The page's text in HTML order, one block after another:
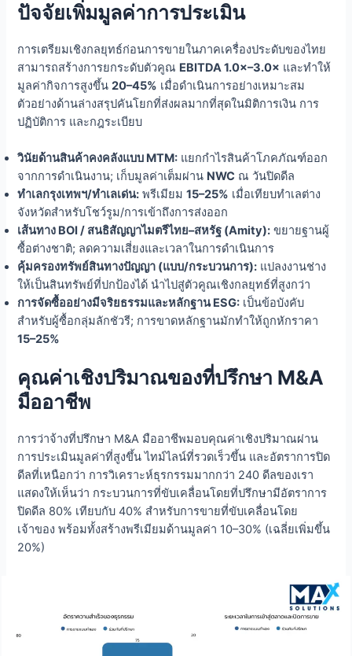
ปัจจัยเพิ่มมูลค่าการประเมิน
การเตรียมเชิงกลยุทธ์ก่อนการขายในภาคเครื่องประดับของไทย
สามารถสร้างการยกระดับตัวคูณ EBITDA 1.0×–3.0× และทำให้
มูลค่ากิจการสูงขึ้น20–45% เมื่อดำเนินการอย่างเหมาะสม
ตัวอย่างด้านล่างสรุปคันโยกที่ส่งผลมากที่สุดในมิติการเงิน การ
ปฏิบัติการ และกฎระเบียบ
วินัยด้านสินค้าคงคลังแบบ MTM: แยกกำไรสินค้าโภคภัณฑ์ออก
จากการดำเนินงาน; เก็บมูลค่าเต็มผ่าน NWC ณ วันปิดดีล
ทำเลกรุงเทพฯ/ทำเลเด่น: พรีเมียม15–25% เมื่อเทียบทำเลต่าง
จังหวัดสำหรับโชว์รูม/การเข้าถึงการส่งออก
เส้นทาง BOI / สนธิสัญญาไมตรีไทย–สหรัฐ (Amity): ขยายฐานผู้
ซื้อต่างชาติ; ลดความเสี่ยงและเวลาในการดำเนินการ
คุ้มครองทรัพย์สินทางปัญญา (แบบ/กระบวนการ): แปลงงานช่าง
ให้เป็นสินทรัพย์ที่ปกป้องได้ นำไปสู่ตัวคูณเชิงกลยุทธ์ที่สูงกว่า
การจัดซื้ออย่างมีจริยธรรมและหลักฐาน ESG: เป็นข้อบังคับ
สำหรับผู้ซื้อกลุ่มลักชัวรี; การขาดหลักฐานมักทำให้ถูกหักราคา
15–25%
คุณค่าเชิงปริมาณของที่ปรึกษา M&A
มืออาชีพ
การว่าจ้างที่ปรึกษา M&A มืออาชีพมอบคุณค่าเชิงปริมาณผ่าน
การประเมินมูลค่าที่สูงขึ้น ไทม์ไลน์ที่รวดเร็วขึ้น และอัตราการปิด
ดีลที่เหนือกว่า การวิเคราะห์ธุรกรรมมากกว่า 240 ดีลของเรา
แสดงให้เห็นว่า กระบวนการที่ขับเคลื่อนโดยที่ปรึกษามีอัตราการ
ปิดดีล 80% เทียบกับ 40% สำหรับการขายที่ขับเคลื่อนโดย
เจ้าของ พร้อมทั้งสร้างพรีเมียมด้านมูลค่า 10–30% (เฉลี่ยเพิ่มขึ้น
20%)